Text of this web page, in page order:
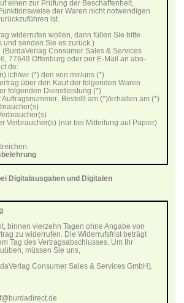
einen zur Prüfung der Beschaffenheit,
der Waren nicht notwendigen
ist.
widerrufen wollen, dann füllen Sie bitte
und senden Sie es zurück.)
Consumer Sales & Services
77649 Offenburg oder per E-Mail an abo-
ich/wir (*) den von mir/uns (*)
über den Kauf der folgenden Waren
folgenden Dienstleistung (*)
Bestellt am (*)/erhalten am (*)
Verbraucher(s) (nur bei Mitteilung auf Papier)
Digitalausgaben und Digitalen
binnen vierzehn Tagen ohne Angabe von
zu widerrufen. Die Widerrufsfrist beträgt
Tag des Vertragsabschlusses. Um Ihr
müssen Sie uns,
Consumer Sales & Services GmbH),